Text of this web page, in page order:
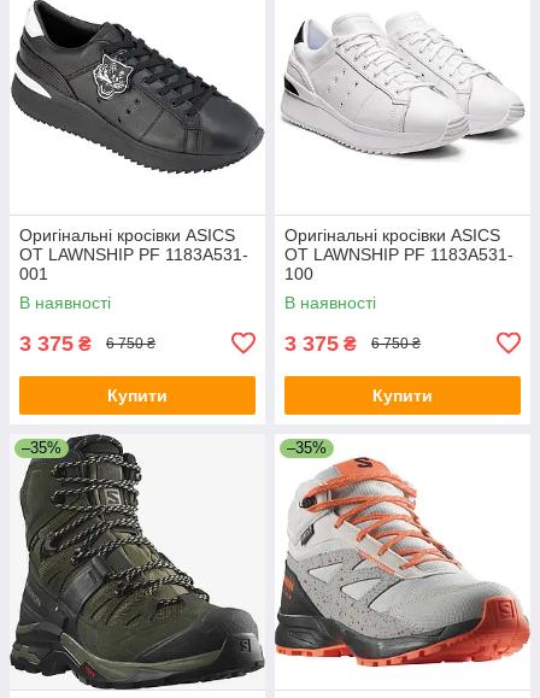
Оригінальні кросівки ASICS
OT LAWNSHIP PF 1183A531-
001
В наявності
3 375 ₴ 6 750 ₴
Купити
Оригінальні кросівки ASICS
OT LAWNSHIP PF 1183A531-
100
В наявності
3 375 ₴ 6 750 ₴
Купити
–35% –35%